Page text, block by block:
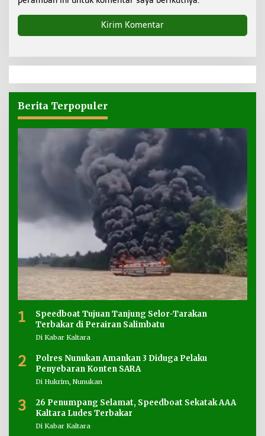
Berita Terpopuler
1
Speedboat Tujuan Tanjung Selor-Tarakan
Terbakar di Perairan Salimbatu
Di Kabar Kaltara
2
Polres Nunukan Amankan 3 Diduga Pelaku
Penyebaran Konten SARA
Di Hukrim, Nunukan
3
26 Penumpang Selamat, Speedboat Sekatak AAA
Kaltara Ludes Terbakar
Di Kabar Kaltara